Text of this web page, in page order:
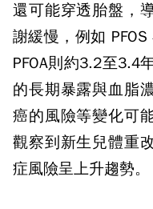
還可能穿透胎盤，
謝緩慢，例如
PFOA則約3.2至3.4
的長期暴露與血脂
癌的風險等變化可
觀察到新生兒體重
症風險呈上升趨勢。